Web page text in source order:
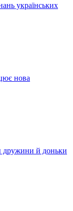
українських
нова
дружини й доньки